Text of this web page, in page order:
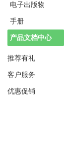
电子出版物
手册
产品文档中心
推荐有礼
客户服务
优惠促销